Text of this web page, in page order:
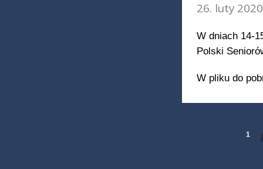
26. luty
W dniach 14-
Polski
W pliku do
1